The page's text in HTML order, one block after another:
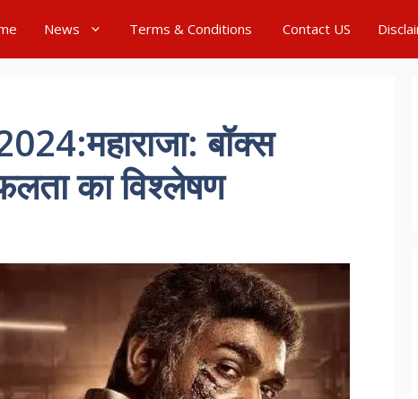
News Terms & Conditions Contact US
बॉक्स
का विश्लेषण